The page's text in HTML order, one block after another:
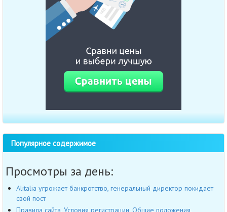
Популярное содержимое
Просмотры за день:
Alitalia угрожает банкротство, генеральный директор покидает
свой пост
Правила сайта, Условия регистрации, Общие положения,